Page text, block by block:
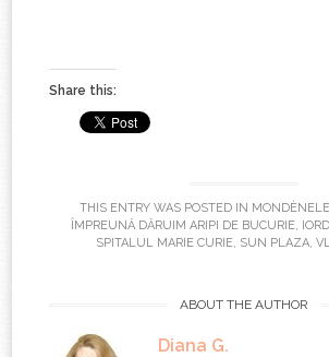
Share this:
THIS ENTRY WAS POSTED IN MONDÈNELE
ÎMPREUNĂ DĂRUIM ARIPI DE BUCURIE,
SPITALUL MARIE CURIE, SUN PLAZA,
ABOUT THE AUTHOR
Diana G.